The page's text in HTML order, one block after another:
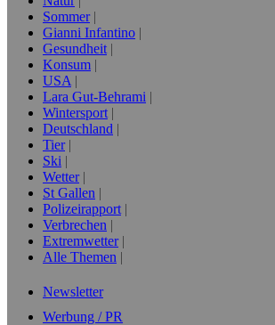
Sommer
Gianni Infantino
Gesundheit
Konsum
USA
Lara Gut-Behrami
Wintersport
Deutschland
Tier
Ski
Wetter
St Gallen
Polizeirapport
Verbrechen
Extremwetter
Alle Themen
Newsletter
Werbung / PR